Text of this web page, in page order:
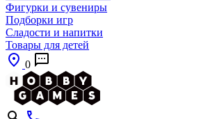
Фигурки и сувениры
Подборки игр
Сладости и напитки
Товары для детей
0